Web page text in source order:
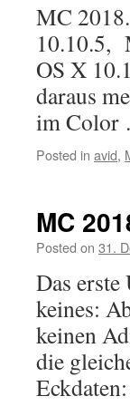
MC
10.10.5,
OS X
daraus
im
Posted in avid,
MC
Posted on 31.
Das
keines:
keinen
die